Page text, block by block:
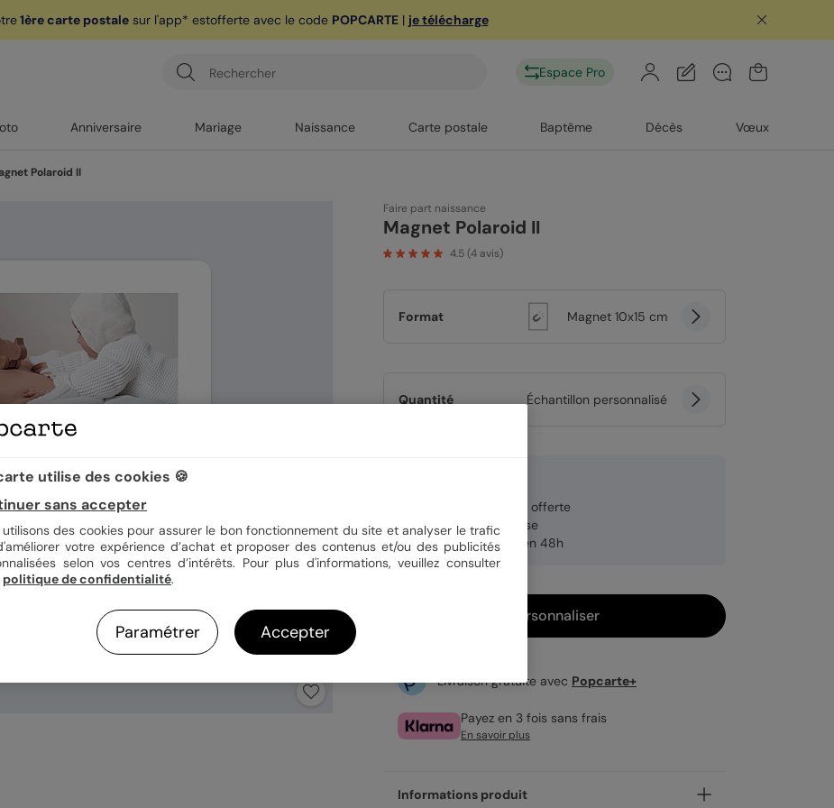
1ère carte postalesur l'app* estofferte avec le code POPCARTE| je télécharge
Espace Pro
Anniversaire Mariage Naissance Carte postale Baptême Décès Vœux
Polaroid II
Faire part naissance
Magnet Polaroid II
4.5(4 avis)
Format Magnet 10x15 cm
Quantité Échantillon personnalisé
Enveloppe blanche offerte
Fabrication française
Expédition rapide en 48h
Personnaliser
Livraison gratuite avec Popcarte+
Payez en 3 fois sans frais
En savoir plus
Informations produit
utilise des cookies 🍪
sans accepter
utilisons des cookies pour assurer le bon fonctionnement du site et analyser le trafic
votre expérience d’achat et proposer des contenus et/ou des publicités
selon vos centres d’intérêts. Pour plus d'informations, veuillez consulter
politique de confidentialité.
Paramétrer Accepter